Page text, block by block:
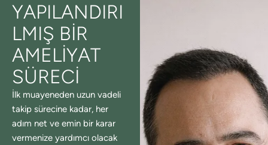
YAPILANDIRI
LMIŞ BIR
AMELIYAT
SÜRECI
İlk muayeneden uzun vadeli
takip sürecine kadar, her
adım net ve emin bir karar
vermenize yardımcı olacak